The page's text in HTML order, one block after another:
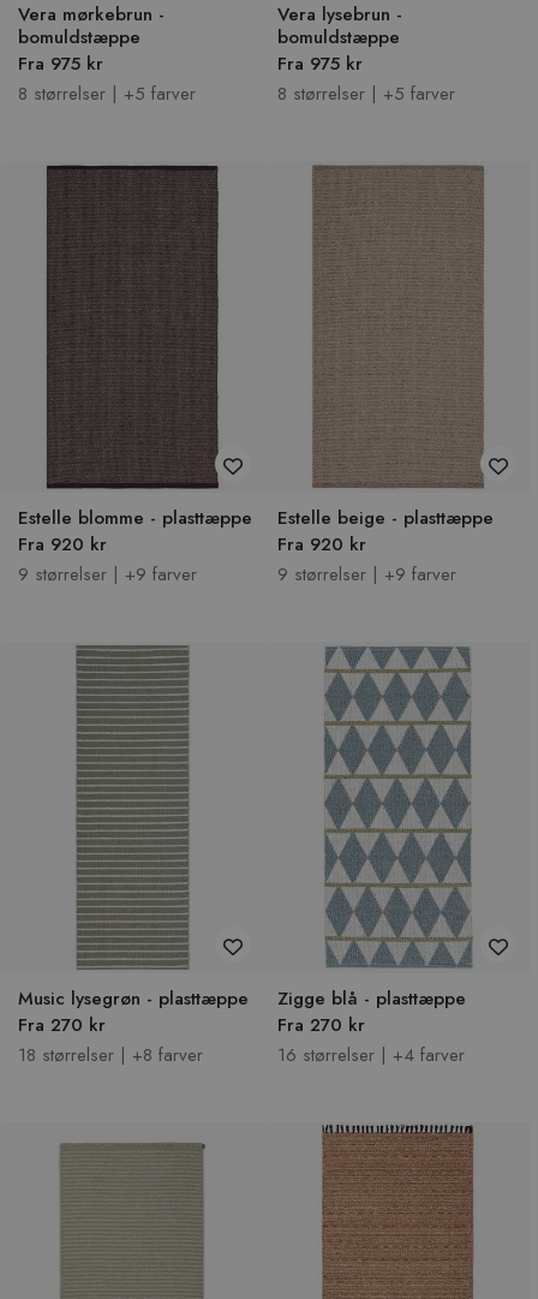
Vera mørkebrun -
bomuldstæppe
Fra 975 kr
8 størrelser | +5 farver
Vera lysebrun -
bomuldstæppe
Fra 975 kr
8 størrelser | +5 farver
Estelle blomme - plasttæppe
Fra 920 kr
9 størrelser | +9 farver
Estelle beige - plasttæppe
Fra 920 kr
9 størrelser | +9 farver
Music lysegrøn - plasttæppe
Fra 270 kr
18 størrelser | +8 farver
Zigge blå - plasttæppe
Fra 270 kr
16 størrelser | +4 farver